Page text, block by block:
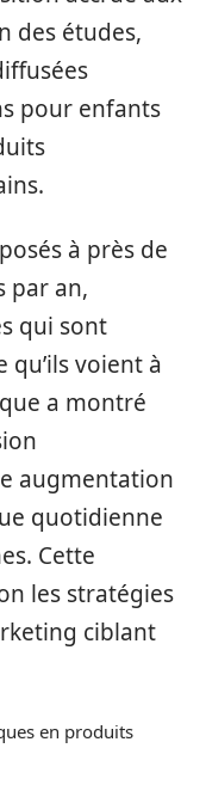
des études,
pour enfants
à près de
par an,
qui sont
voient à
a montré
augmentation
quotidienne
Cette
les stratégies
ciblant
en produits